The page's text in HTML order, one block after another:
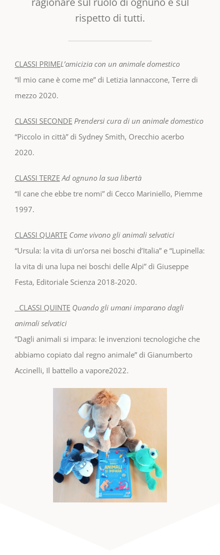
rispetto di tutti.
CLASSI PRIMEL’amicizia con un animale domestico
“Il mio cane è come me” di Letizia Iannaccone, Terre di
mezzo 2020.
CLASSI SECONDE Prendersi cura di un animale domestico
“Piccolo in città” di Sydney Smith, Orecchio acerbo
2020.
CLASSI TERZE Ad ognuno la sua libertà
“Il cane che ebbe tre nomi” di Cecco Mariniello, Piemme
1997.
CLASSI QUARTE Come vivono gli animali selvatici
“Ursula: la vita di un’orsa nei boschi d’Italia” e “Lupinella:
la vita di una lupa nei boschi delle Alpi” di Giuseppe
Festa, Editoriale Scienza 2018-2020.
CLASSI QUINTE Quando gli umani imparano dagli
animali selvatici
“Dagli animali si impara: le invenzioni tecnologiche che
abbiamo copiato dal regno animale” di Gianumberto
Accinelli, Il battello a vapore2022.